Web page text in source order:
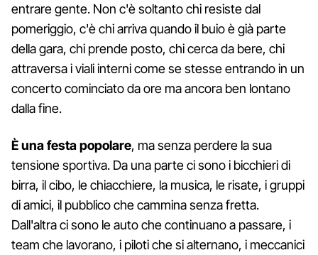
entrare gente. Non c'è soltanto chi resiste dal
pomeriggio, c'è chi arriva quando il buio è già parte
della gara, chi prende posto, chi cerca da bere, chi
attraversa i viali interni come se stesse entrando in un
concerto cominciato da ore ma ancora ben lontano
dalla fine.
È una festa popolare, ma senza perdere la sua
tensione sportiva. Da una parte ci sono i bicchieri di
birra, il cibo, le chiacchiere, la musica, le risate, i gruppi
di amici, il pubblico che cammina senza fretta.
Dall'altra ci sono le auto che continuano a passare, i
team che lavorano, i piloti che si alternano, i meccanici